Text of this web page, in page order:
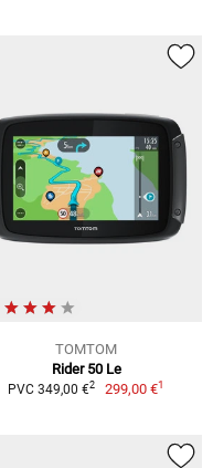
TOMTOM
Rider 50 Le
PVC 349,00 €2 299,00 €1